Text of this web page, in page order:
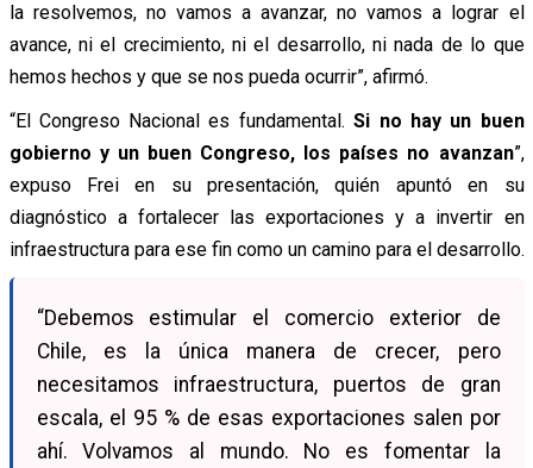
la resolvemos, no vamos a avanzar, no vamos a lograr el
avance, ni el crecimiento, ni el desarrollo, ni nada de lo que
hemos hechos y que se nos pueda ocurrir”, afirmó.
“El Congreso Nacional es fundamental.Si no hay un buen
gobierno y un buen Congreso, los países no avanzan”,
expuso Frei en su presentación, quién apuntó en su
diagnóstico a fortalecer las exportaciones y a invertir en
infraestructura para ese fin como un camino para el desarrollo.
“Debemos estimular el comercio exterior de
Chile, es la única manera de crecer, pero
necesitamos infraestructura, puertos de gran
escala, el 95 % de esas exportaciones salen por
ahí. Volvamos al mundo. No es fomentar la